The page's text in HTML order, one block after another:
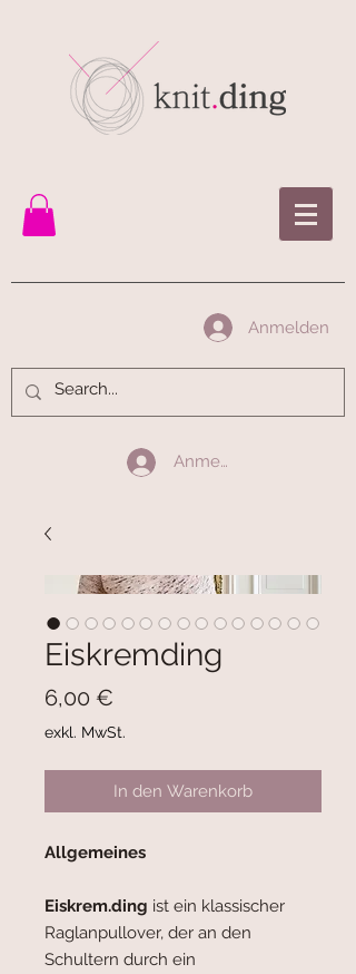
Anmelden
Anmelden
Eiskremding
6,00 €
exkl. MwSt.
In den Warenkorb
Allgemeines
Eiskrem.ding ist ein klassischer
Raglanpullover, der an den
Schultern durch ein